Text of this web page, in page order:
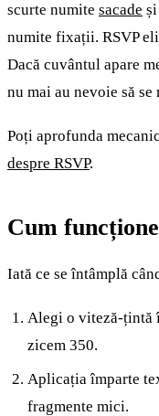
scurte numite sacade
numite fixații. RSVP
Dacă cuvântul apare
nu mai au nevoie să se
Poți aprofunda
despre RSVP.
Cum
Iată ce se întâmplă
Alegi o viteză-
zicem 350.
Aplicația împarte
fragmente mici.